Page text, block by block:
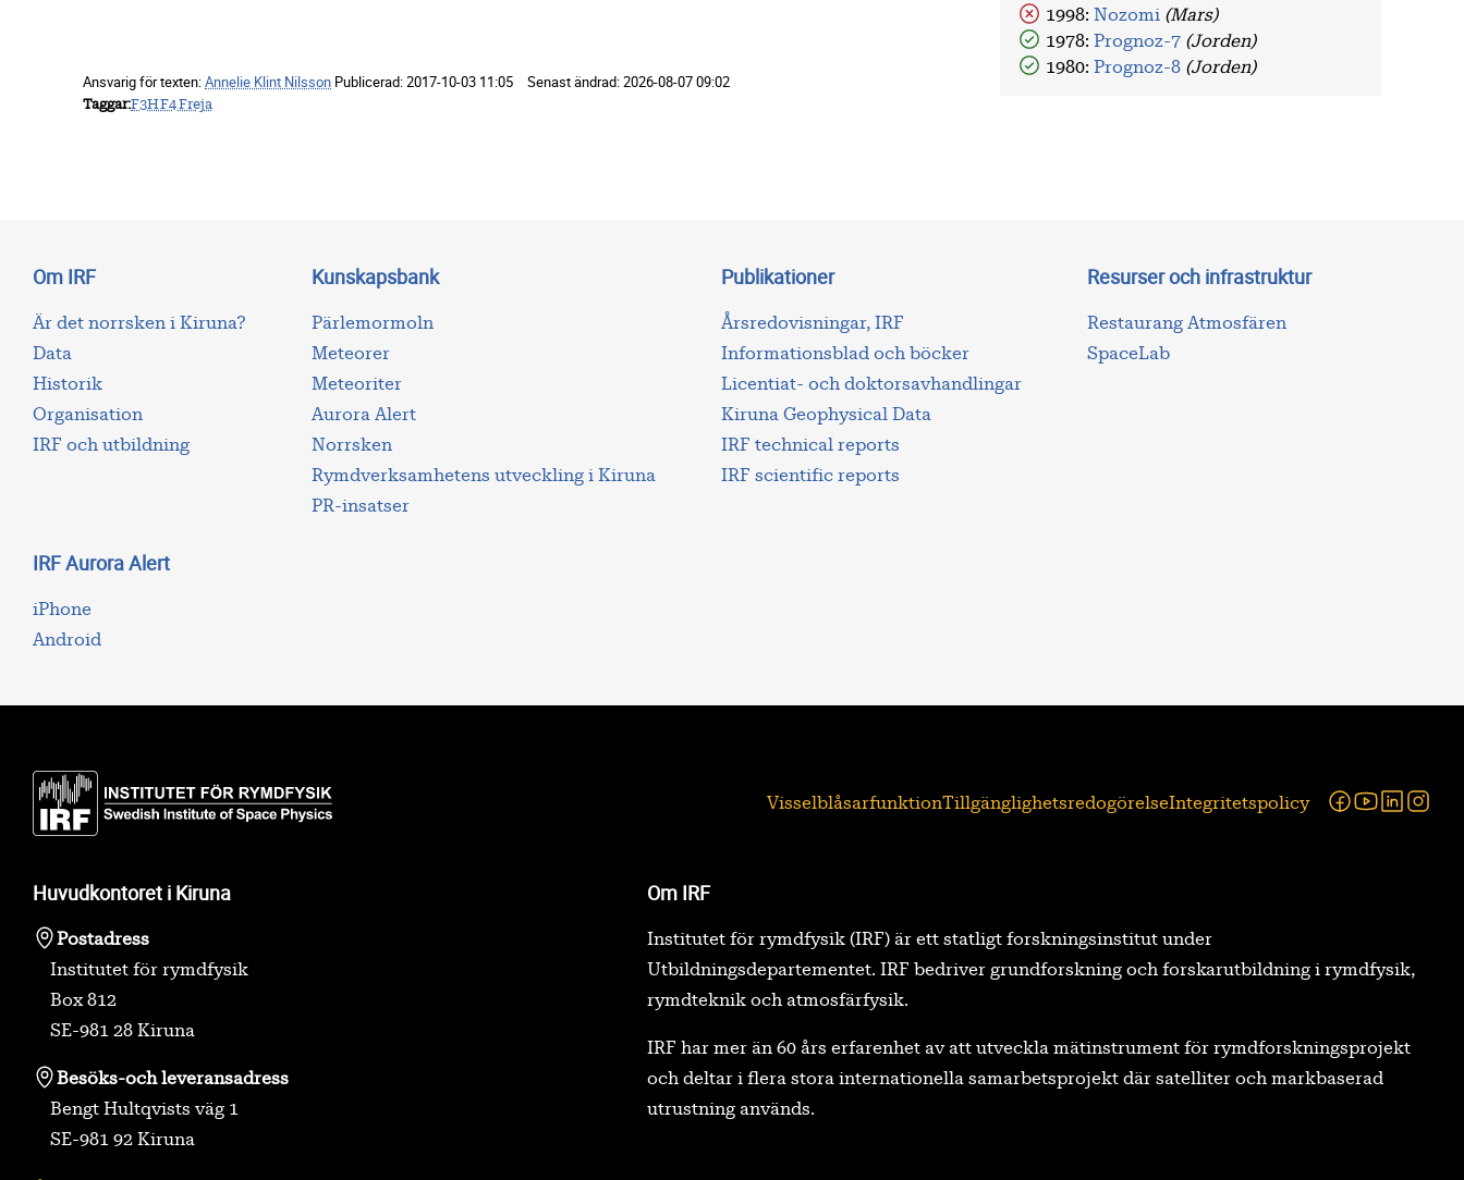
Ansvarig för texten:Annelie Klint Nilsson Publicerad:2017-10-03 11:05 Senast ändrad:2026-08-07 09:02
Taggar F3HF4Freja
1998: Nozomi (Mars)
1978:Prognoz-7 (Jorden)
1980:Prognoz-8 (Jorden)
Om IRF
Är det norrsken i Kiruna?
Data
Historik
Organisation
IRF och utbildning
Kunskapsbank
Pärlemormoln
Meteorer
Meteoriter
Aurora Alert
Norrsken
Rymdverksamhetens utveckling i Kiruna
PR-insatser
Publikationer
Årsredovisningar, IRF
Informationsblad och böcker
Licentiat- och doktorsavhandlingar
Kiruna Geophysical Data
IRF technical reports
IRF scientific reports
Resurser och infrastruktur
Restaurang Atmosfären
SpaceLab
IRF Aurora Alert
iPhone
Android
VisselblåsarfunktionTillgänglighetsredogörelse Integritetspolicy Facebook
Youtube
Huvudkontoret i Kiruna
Postadress
Institutet för rymdfysik
Box 812
SE-981 28 Kiruna
Besöks-och leveransadress
Bengt Hultqvists väg 1
SE-981 92 Kiruna
Om IRF
Institutet för rymdfysik (IRF) är ett statligt forskningsinstitut under
Utbildningsdepartementet. IRF bedriver grundforskning och forskarutbildning i rymdfysik,
rymdteknik och atmosfärfysik.
IRF har mer än 60 års erfarenhet av att utveckla mätinstrument för rymdforskningsprojekt
och deltar i flera stora internationella samarbetsprojekt där satelliter och markbaserad
utrustning används.